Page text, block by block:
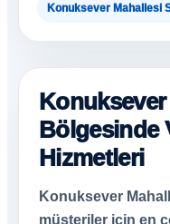
Konuksever Mahallesi
Bölgesinde
Hizmetleri
Konuksever
müşteriler için en